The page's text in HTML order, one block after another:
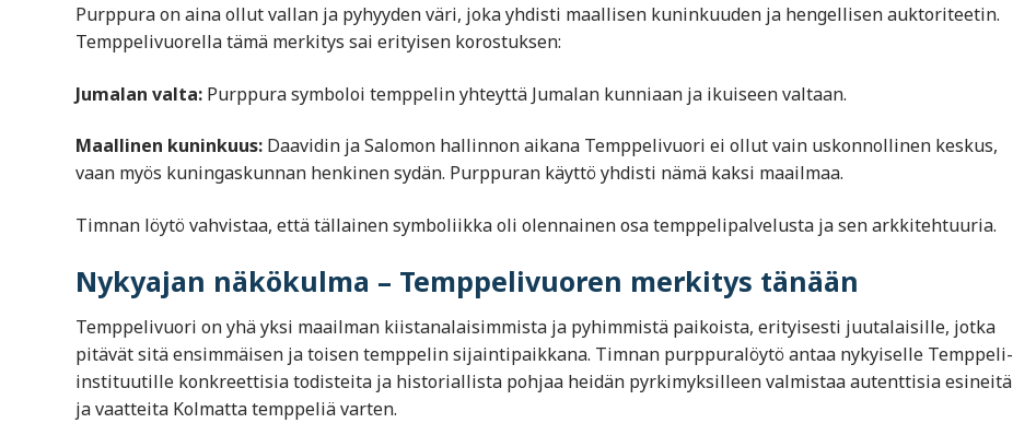
Purppura on aina ollut vallan ja pyhyyden väri, joka yhdisti maallisen kuninkuuden ja hengellisen auktoriteetin.
Temppelivuorella tämä merkitys sai erityisen korostuksen:
Jumalan valta:Purppura symboloi temppelin yhteyttä Jumalan kunniaan ja ikuiseen valtaan.
Maallinen kuninkuus:Daavidin ja Salomon hallinnon aikana Temppelivuori ei ollut vain uskonnollinen keskus,
vaan myös kuningaskunnan henkinen sydän. Purppuran käyttö yhdisti nämä kaksi maailmaa.
Timnan löytö vahvistaa, että tällainen symboliikka oli olennainen osa temppelipalvelusta ja sen arkkitehtuuria.
Nykyajan näkökulma – Temppelivuoren merkitys tänään
Temppelivuori on yhä yksi maailman kiistanalaisimmista ja pyhimmistä paikoista, erityisesti juutalaisille, jotka
pitävät sitä ensimmäisen ja toisen temppelin sijaintipaikkana. Timnan purppuralöytö antaa nykyiselle Temppeli-
instituutille konkreettisia todisteita ja historiallista pohjaa heidän pyrkimyksilleen valmistaa autenttisia esineitä
ja vaatteita Kolmatta temppeliä varten.